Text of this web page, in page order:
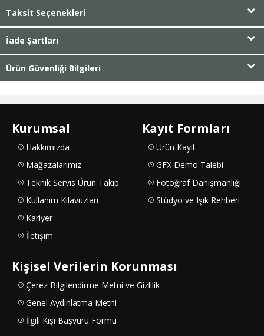
Taksit Seçenekleri
İade Şartları
Ürün Güvenliği Bilgileri
Kurumsal
Hakkımızda
Mağazalarımız
Teknik Servis Ürün Takip
Kullanım Kılavuzları
Kariyer
İletişim
Kayıt Formları
Ürün Kayıt
GFX Demo Talebi
Fotoğraf Danışmanlığı
Stüdyo ve Işık Rehberi
Kişisel Verilerin Korunması
Çerez Bilgilendirme Metni ve Gizlilik
Genel Aydınlatma Metni
İlgili Kişi Başvuru Formu